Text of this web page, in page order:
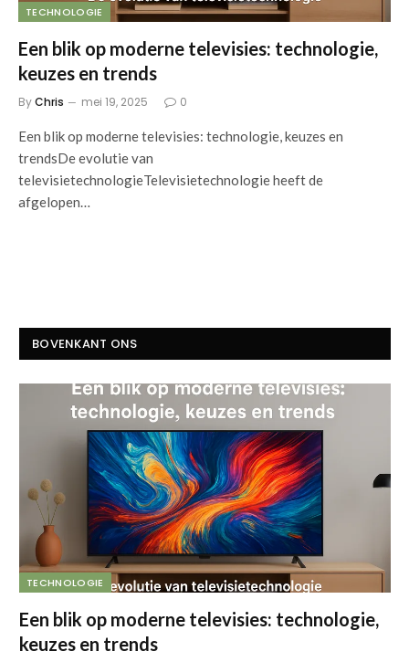
TECHNOLOGIE
Een blik op moderne televisies: technologie,
keuzes en trends
ByChris mei 19, 2025 0
Een blik op moderne televisies: technologie, keuzes en
trendsDe evolutie van
televisietechnologieTelevisietechnologie heeft de
afgelopen…
BOVENKANT ONS
TECHNOLOGIE
Een blik op moderne televisies: technologie,
keuzes en trends